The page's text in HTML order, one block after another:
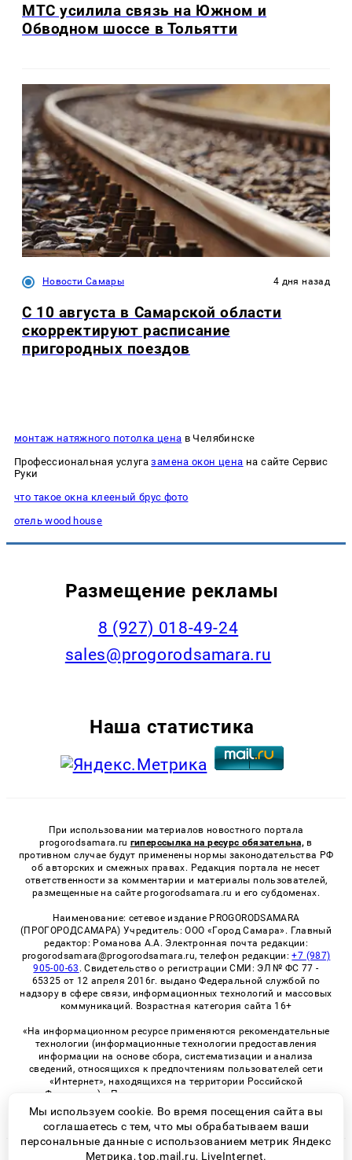
МТС усилила связь на Южном и
Обводном шоссе в Тольятти
Новости Самары 4 дня назад
С 10 августа в Самарской области
скорректируют расписание
пригородных поездов
монтаж натяжного потолка цена в Челябинске
Профессиональная услугазамена окон цена на сайте Сервис
Руки
что такое окна клееный брус фото
отель wood house
Размещение рекламы
8 (927) 018-49-24
sales@progorodsamara.ru
Наша статистика
При использовании материалов новостного портала
progorodsamara.ru гиперссылка на ресурс обязательна, в
противном случае будут применены нормы законодательства РФ
об авторских и смежных правах. Редакция портала не несет
ответственности за комментарии и материалы пользователей,
размещенные на сайте progorodsamara.ru и его субдоменах.
Наименование: сетевое издание PROGORODSAMARA
(ПРОГОРОДСАМАРА) Учредитель: ООО «Город Самара». Главный
редактор: Романова А.А. Электронная почта редакции:
progorodsamara@progorodsamara.ru, телефон редакции:+7 (987)
905-00-63 . Свидетельство о регистрации СМИ: ЭЛ № ФС 77 -
65325 от 12 апреля 2016г. выдано Федеральной службой по
надзору в сфере связи, информационных технологий и массовых
коммуникаций. Возрастная категория сайта 16+
«На информационном ресурсе применяются рекомендательные
технологии (информационные технологии предоставления
информации на основе сбора, систематизации и анализа
сведений, относящихся к предпочтениям пользователей сети
«Интернет», находящихся на территории Российской
Федерации)». Правила применения рекомендательных
технологий в виджетах рекламно-обменной сети
«СМИ2» (PDF)
Мы используем cookie. Во время посещения сайта вы
соглашаетесь с тем, что мы обрабатываем ваши
персональные данные с использованием метрик Яндекс
Метрика, top.mail.ru, LiveInternet.